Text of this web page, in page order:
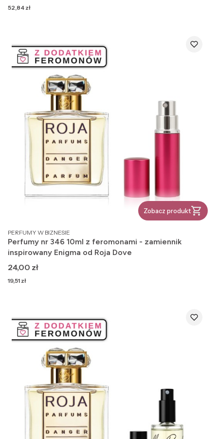
Cena
52,84 zł
Zobacz produkt
PRODUCENT
PERFUMY W BIZNESIE
Perfumy nr 346 10ml z feromonami - zamiennik
inspirowany Enigma od Roja Dove
Cena
24,00 zł
Cena
19,51 zł